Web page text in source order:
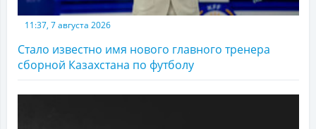
11:37, 7 августа 2026
Стало известно имя нового главного тренера
сборной Казахстана по футболу